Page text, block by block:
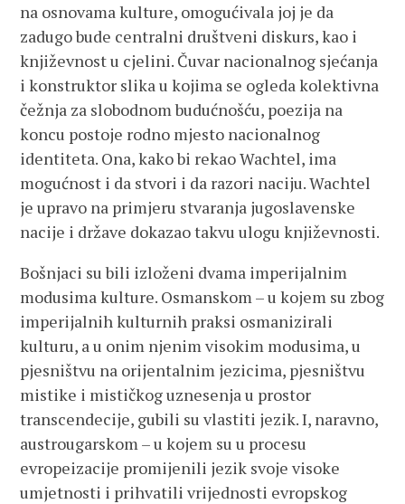
na osnovama kulture, omogućivala joj je da
zadugo bude centralni društveni diskurs, kao i
književnost u cjelini. Čuvar nacionalnog sjećanja
i konstruktor slika u kojima se ogleda kolektivna
čežnja za slobodnom budućnošću, poezija na
koncu postoje rodno mjesto nacionalnog
identiteta. Ona, kako bi rekao Wachtel, ima
mogućnost i da stvori i da razori naciju. Wachtel
je upravo na primjeru stvaranja jugoslavenske
nacije i države dokazao takvu ulogu književnosti.
Bošnjaci su bili izloženi dvama imperijalnim
modusima kulture. Osmanskom – u kojem su zbog
imperijalnih kulturnih praksi osmanizirali
kulturu, a u onim njenim visokim modusima, u
pjesništvu na orijentalnim jezicima, pjesništvu
mistike i mističkog uznesenja u prostor
transcendecije, gubili su vlastiti jezik. I, naravno,
austrougarskom – u kojem su u procesu
evropeizacije promijenili jezik svoje visoke
umjetnosti i prihvatili vrijednosti evropskog